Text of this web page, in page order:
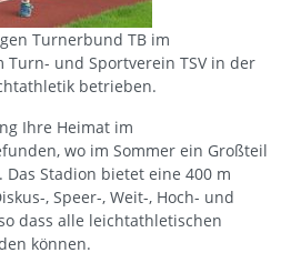
Turnerbund TB im
und Sportverein TSV in der
betrieben.
Ihre Heimat im
wo im Sommer ein Großteil
Stadion bietet eine 400 m
, Speer-, Weit-, Hoch- und
dass alle leichtathletischen
können.